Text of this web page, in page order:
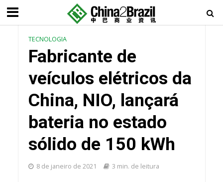
TECNOLOGIA
Fabricante de
veículos elétricos da
China, NIO, lançará
bateria no estado
sólido de 150 kWh
8 de janeiro de 2021 3 min. de leitura